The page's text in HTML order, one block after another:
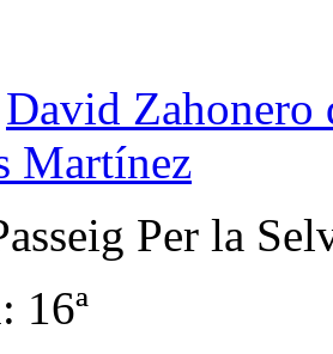
David Zahonero
Martínez
Per la
16ª